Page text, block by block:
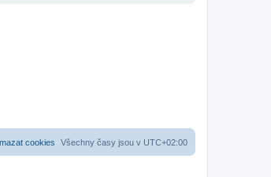
Všechny časy jsou v UTC+02:00
cookies